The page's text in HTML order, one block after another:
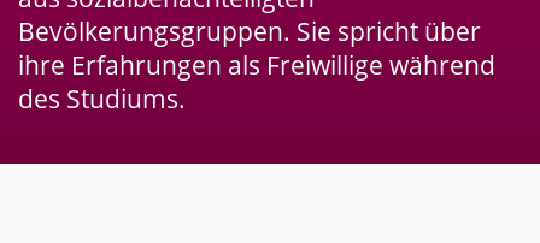
Bevölkerungsgruppen. Sie spricht über
ihre Erfahrungen als Freiwillige während
des Studiums.